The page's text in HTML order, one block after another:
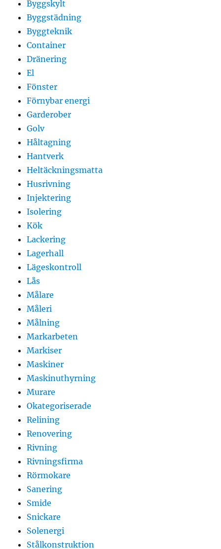
Byggskylt
Byggstädning
Byggteknik
Container
Dränering
El
Fönster
Förnybar energi
Garderober
Golv
Håltagning
Hantverk
Heltäckningsmatta
Husrivning
Injektering
Isolering
Kök
Lackering
Lagerhall
Lägeskontroll
Lås
Målare
Måleri
Målning
Markarbeten
Markiser
Maskiner
Maskinuthyrning
Murare
Okategoriserade
Relining
Renovering
Rivning
Rivningsfirma
Rörmokare
Sanering
Smide
Snickare
Solenergi
Stålkonstruktion